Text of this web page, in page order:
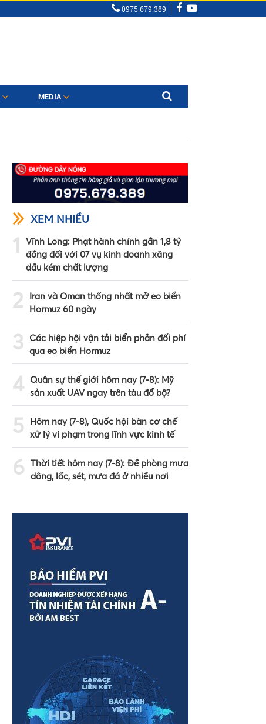
0975.679.389
MEDIA
XEM NHIỀU
1
Vĩnh Long: Phạt hành chính gần 1,8 tỷ
đồng đối với 07 vụ kinh doanh xăng
dầu kém chất lượng
2
Iran và Oman thống nhất mở eo biển
Hormuz 60 ngày
3 Các hiệp hội vận tải biển phản đối phí
qua eo biển Hormuz
4 Quân sự thế giới hôm nay (7-8): Mỹ
sản xuất UAV ngay trên tàu đổ bộ?
5
Hôm nay (7-8), Quốc hội bàn cơ chế
xử lý vi phạm trong lĩnh vực kinh tế
6 Thời tiết hôm nay (7-8): Đề phòng mưa
dông, lốc, sét, mưa đá ở nhiều nơi